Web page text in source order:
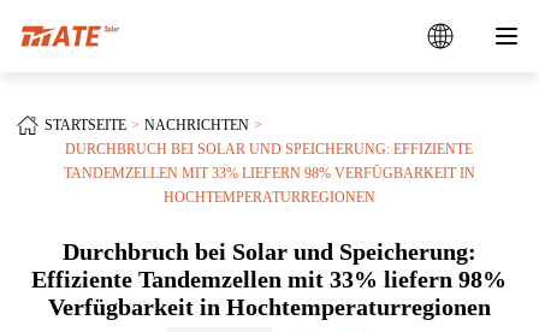
STARTSEITE
NACHRICHTEN
DURCHBRUCH BEI SOLAR UND SPEICHERUNG: EFFIZIENTE
TANDEMZELLEN MIT 33% LIEFERN 98% VERFÜGBARKEIT IN
HOCHTEMPERATURREGIONEN
Durchbruch bei Solar und Speicherung:
Effiziente Tandemzellen mit 33% liefern 98%
Verfügbarkeit in Hochtemperaturregionen